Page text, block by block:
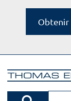
Obtenir